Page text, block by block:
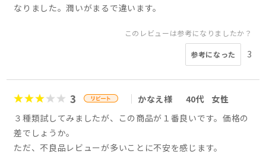
なりました。潤いがまるで違います。
このレビューは参考になりましたか？
参考になった 3
3 かなえ様 40代
女性
３種類試してみましたが、この商品が１番良いです。価格の
差でしょうか。
ただ、不良品レビューが多いことに不安を感じます。